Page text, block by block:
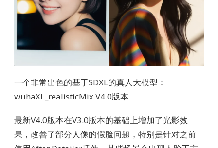
一个非常出色的基于SDXL的真人大模型：
wuhaXL_realisticMix V4.0版本
最新V4.0版本在V3.0版本的基础上增加了光影效
果，改善了部分人像的假脸问题，特别是针对之前